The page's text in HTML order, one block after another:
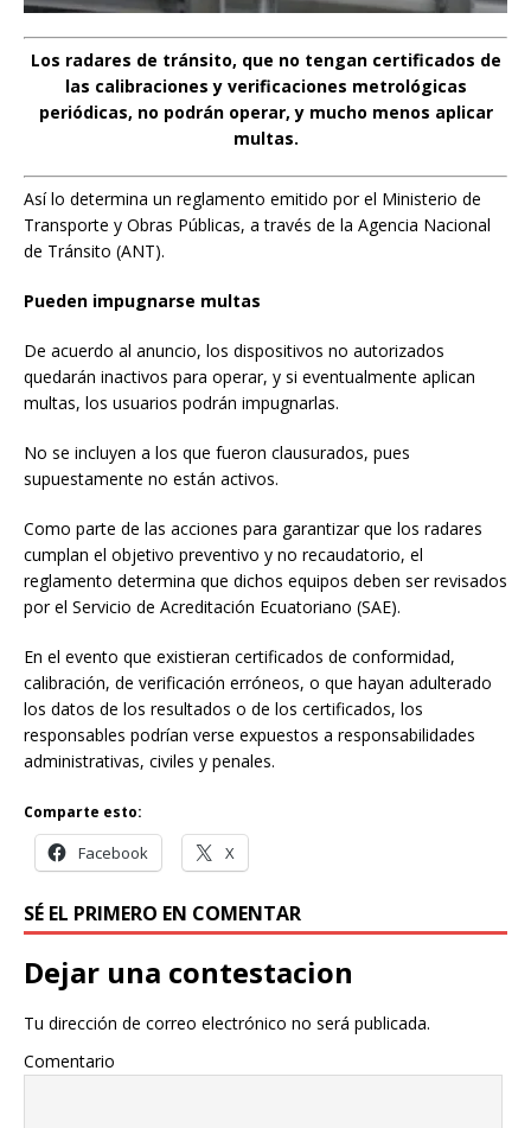
Los radares de tránsito, que no tengan certificados de
las calibraciones y verificaciones metrológicas
periódicas, no podrán operar, y mucho menos aplicar
multas.
Así lo determina un reglamento emitido por el Ministerio de
Transporte y Obras Públicas, a través de la Agencia Nacional
de Tránsito (ANT).
Pueden impugnarse multas
De acuerdo al anuncio, los dispositivos no autorizados
quedarán inactivos para operar, y si eventualmente aplican
multas, los usuarios podrán impugnarlas.
No se incluyen a los que fueron clausurados, pues
supuestamente no están activos.
Como parte de las acciones para garantizar que los radares
cumplan el objetivo preventivo y no recaudatorio, el
reglamento determina que dichos equipos deben ser revisados
por el Servicio de Acreditación Ecuatoriano (SAE).
En el evento que existieran certificados de conformidad,
calibración, de verificación erróneos, o que hayan adulterado
los datos de los resultados o de los certificados, los
responsables podrían verse expuestos a responsabilidades
administrativas, civiles y penales.
Comparte esto:
Facebook X
SÉ EL PRIMERO EN COMENTAR
Dejar una contestacion
Tu dirección de correo electrónico no será publicada.
Comentario